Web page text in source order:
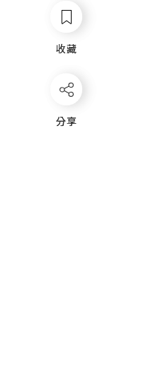
收藏
分享
收藏
分享